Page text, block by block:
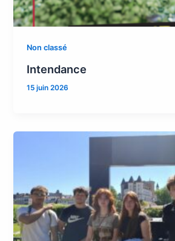
Non classé
Intendance
15 juin 2026